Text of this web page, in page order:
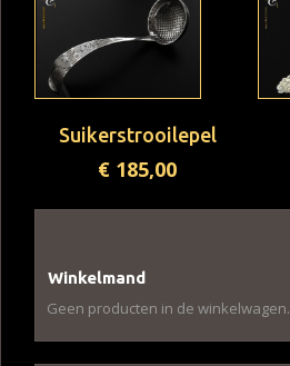
Suikerstrooilepel
€ 185,00
Winkelmand
Geen producten in de winkelwagen.